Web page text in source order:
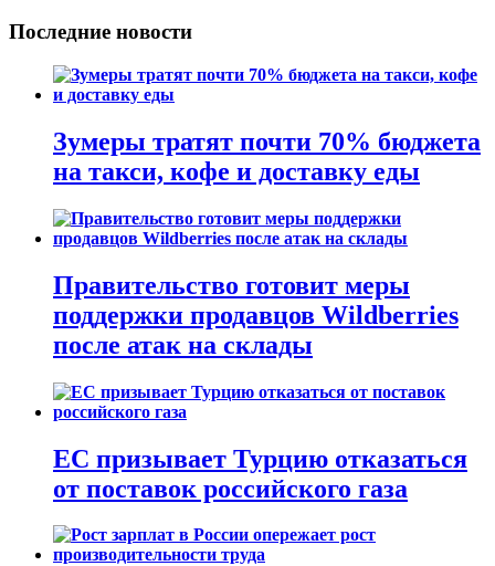
Последние новости
Зумеры тратят почти 70% бюджета
на такси, кофе и доставку еды
Правительство готовит меры
поддержки продавцов Wildberries
после атак на склады
ЕС призывает Турцию отказаться
от поставок российского газа